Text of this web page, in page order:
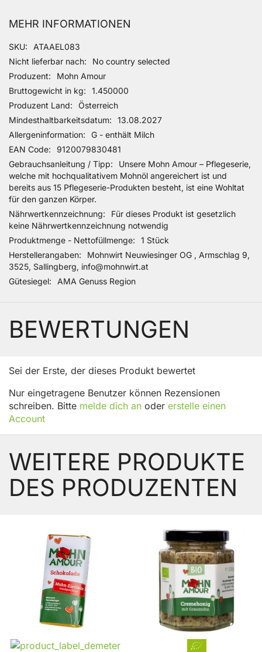
MEHR INFORMATIONEN
Mehr Informationen
SKU
ATAAEL083
Nicht lieferbar nach
No country selected
Produzent
Mohn Amour
Bruttogewicht in kg
1.450000
Produzent Land
Österreich
Mindesthaltbarkeitsdatum
13.08.2027
Allergeninformation
G - enthält Milch
EAN Code
9120079830481
Gebrauchsanleitung / Tipp
Unsere Mohn Amour – Pflegeserie,
welche mit hochqualitativem Mohnöl angereichert ist und
bereits aus 15 Pflegeserie-Produkten besteht, ist eine Wohltat
für den ganzen Körper.
Nährwertkennzeichnung
Für dieses Produkt ist gesetzlich
keine Nährwertkennzeichnung notwendig
Produktmenge - Nettofüllmenge
1 Stück
Herstellerangaben
Mohnwirt Neuwiesinger OG , Armschlag 9,
3525, Sallingberg, info@mohnwirt.at
Gütesiegel
AMA Genuss Region
BEWERTUNGEN
Sei der Erste, der dieses Produkt bewertet
Nur eingetragene Benutzer können Rezensionen
schreiben. Bitte melde dich an oder erstelle einen
Account
WEITERE PRODUKTE
DES PRODUZENTEN